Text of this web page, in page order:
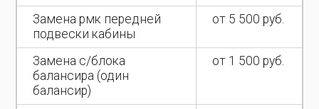
Замена рмк передней
подвески кабины
от 5 500 руб.
Замена с/блока
балансира (один
балансир)
от 1 500 руб.